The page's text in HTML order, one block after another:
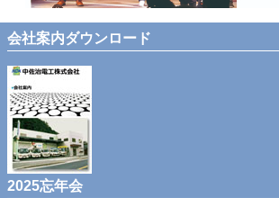
会社案内ダウンロード
2025忘年会